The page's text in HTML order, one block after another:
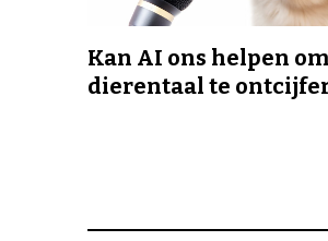
Kan AI ons helpen om
dierentaal te